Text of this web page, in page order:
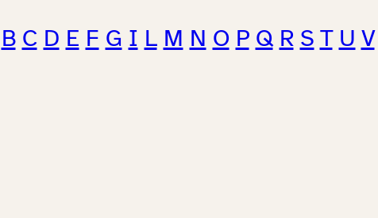
B C D E F G I L M N O P Q R S T U V